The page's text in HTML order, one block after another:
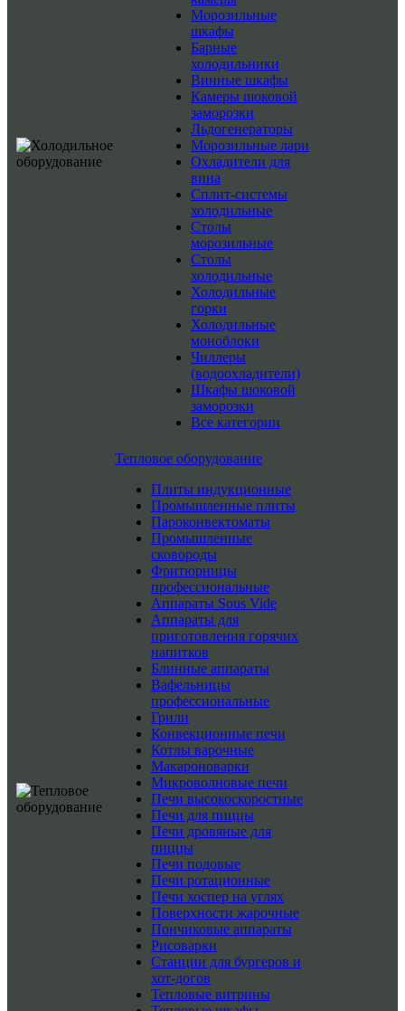
Морозильные
шкафы
Барные
холодильники
Винные шкафы
Камеры шоковой
заморозки
Льдогенераторы
Морозильные лари
Охладители для
вина
Сплит-системы
холодильные
Столы
морозильные
Столы
холодильные
Холодильные
горки
Холодильные
моноблоки
Чиллеры
(водоохладители)
Шкафы шоковой
заморозки
Все категории
Тепловое оборудование
Плиты индукционные
Промышленные плиты
Пароконвектоматы
Промышленные
сковороды
Фритюрницы
профессиональные
Аппараты Sous Vide
Аппараты для
приготовления горячих
напитков
Блинные аппараты
Вафельницы
профессиональные
Грили
Конвекционные печи
Котлы варочные
Макароноварки
Микроволновые печи
Печи высокоскоростные
Печи для пиццы
Печи дровяные для
пиццы
Печи подовые
Печи ротационные
Печи хоспер на углях
Поверхности жарочные
Пончиковые аппараты
Рисоварки
Станции для бургеров и
хот-догов
Тепловые витрины